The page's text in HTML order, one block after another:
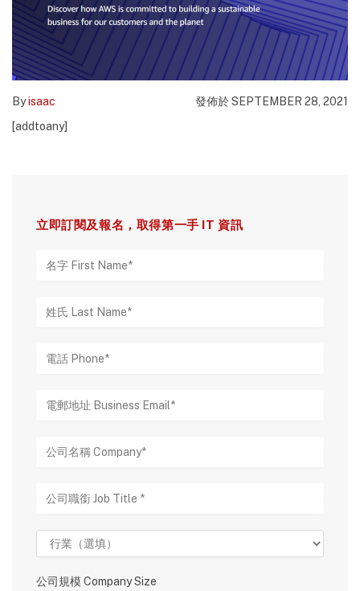
Byisaac
發佈於 SEPTEMBER 28, 2021
[addtoany]
立即訂閱及報名，取得第一手 IT 資訊
公司規模 Company Size